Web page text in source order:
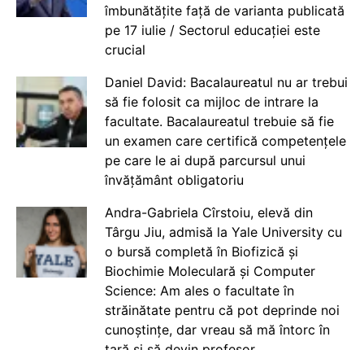
îmbunătățite față de varianta publicată
pe 17 iulie / Sectorul educației este
crucial
Daniel David: Bacalaureatul nu ar trebui
să fie folosit ca mijloc de intrare la
facultate. Bacalaureatul trebuie să fie
un examen care certifică competențele
pe care le ai după parcursul unui
învățământ obligatoriu
Andra-Gabriela Cîrstoiu, elevă din
Târgu Jiu, admisă la Yale University cu
o bursă completă în Biofizică și
Biochimie Moleculară și Computer
Science: Am ales o facultate în
străinătate pentru că pot deprinde noi
cunoștințe, dar vreau să mă întorc în